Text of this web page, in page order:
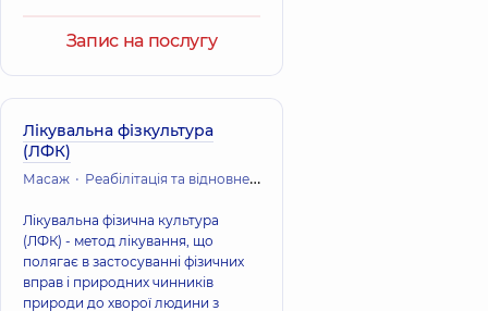
Запис на послугу
Лікувальна фізкультура
(ЛФК)
Масаж Реабілітація та відновне лікування
Лікувальна фізична культура
(ЛФК) - метод лікування, що
полягає в застосуванні фізичних
вправ і природних чинників
природи до хворої людини з